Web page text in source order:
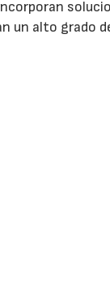
un alto grado